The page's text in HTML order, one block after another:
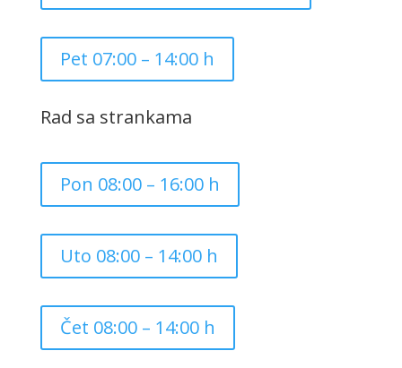
Pet 07:00 – 14:00 h
Rad sa strankama
Pon 08:00 – 16:00 h
Uto 08:00 – 14:00 h
Čet 08:00 – 14:00 h